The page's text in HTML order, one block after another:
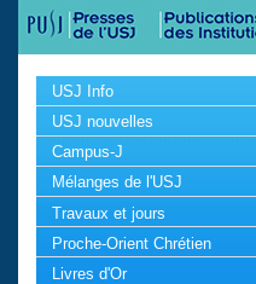
USJ Info
USJ nouvelles
Campus-J
Mélanges de l'USJ
Travaux et jours
Proche-Orient Chrétien
Livres d'Or